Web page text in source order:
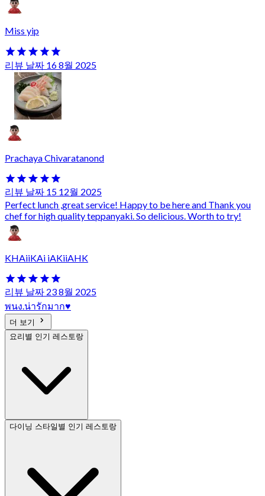
Miss yip
리뷰 날짜 16 8월 2025
Prachaya Chivaratanond
리뷰 날짜 15 12월 2025
Perfect lunch ,great service! Happy to be here and Thank you
chef for high quality teppanyaki. So delicious. Worth to try!
KHAiiKAi iAKiiAHK
리뷰 날짜 23 8월 2025
พนง.น่ารักมาก♥️
더 보기
요리별 인기 레스토랑
다이닝 스타일별 인기 레스토랑